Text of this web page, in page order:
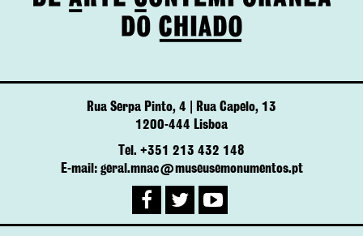
Rua Serpa Pinto, 4 | Rua Capelo, 13
1200-444 Lisboa
Tel. +351 213 432 148
E-mail: geral.mnac@museusemonumentos.pt